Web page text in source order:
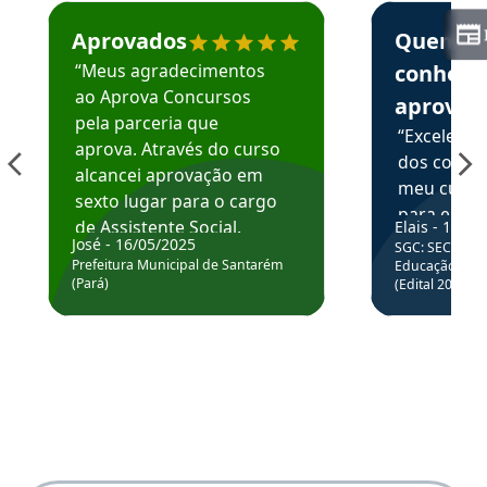
Estudante José recomenda o Aprova Concursos em
Aprovados
“Meus agradecimentos
ao Aprova Concursos
pela parceria que
aprova. Através do curso
alcancei aprovação em
sexto lugar para o cargo
de Assistente Social.
Hoje estou atuando na
Prefeitura de Santarém.
José - 16/05/2025
Prefeitura Municipal de Santarém
(Pará)
Estudante
Quem
aprova
dos
meu
para
colocar
através
de
Elais - 15/
SGC: SEC BA
Educação
(Edital